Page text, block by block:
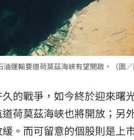
運輸要道荷莫茲海峽有望開啟。（圖／
的戰爭，如今終於迎來曙
荷莫茲海峽也將開放；另
。而可留意的個股則是上